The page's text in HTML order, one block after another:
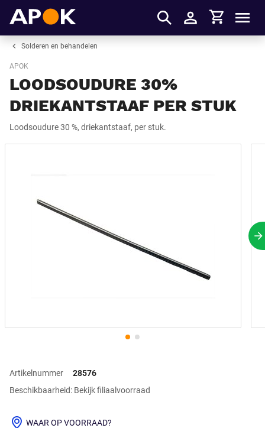
Inloggen
Winkelmandje
Solderen en behandelen
APOK
LOODSOUDURE 30%
DRIEKANTSTAAF PER STUK
Loodsoudure 30 %, driekantstaaf, per stuk.
Artikelnummer
28576
Beschikbaarheid: Bekijk filiaalvoorraad
WAAR OP VOORRAAD?